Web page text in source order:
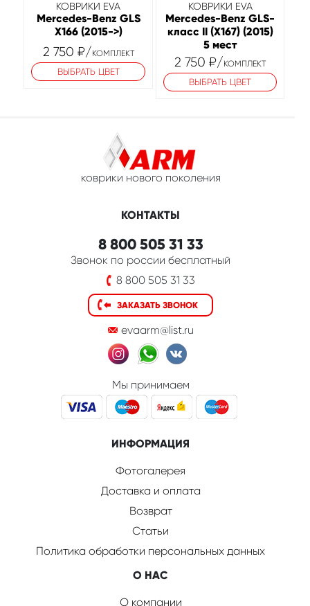
КОВРИКИ EVA
Mercedes-Benz GLS
X166 (2015->)
2 750 ₽/КОМПЛЕКТ
ВЫБРАТЬ ЦВЕТ
КОВРИКИ EVA
Mercedes-Benz GLS-
класс II (X167) (2015)
5 мест
2 750₽/КОМПЛЕКТ
ВЫБРАТЬ ЦВЕТ
коврики нового поколения
КОНТАКТЫ
8 800 505 31 33
Звонок по россии бесплатный
8 800 505 31 33
ЗАКАЗАТЬ ЗВОНОК
evaarm@list.ru
Мы принимаем
ИНФОРМАЦИЯ
Фотогалерея
Доставка и оплата
Возврат
Статьи
Политика обработки персональных данных
О НАС
О компании